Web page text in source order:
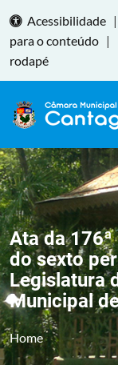
Acessibilidade |
para o conteúdo |
rodapé
Ata da
do sexto
Legislatura
Municipal
Home